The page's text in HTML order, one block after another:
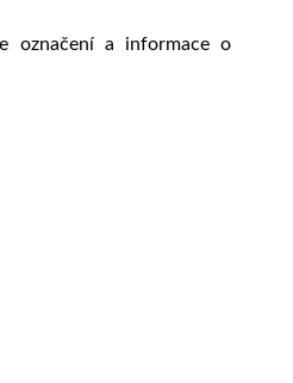
označení a informace o